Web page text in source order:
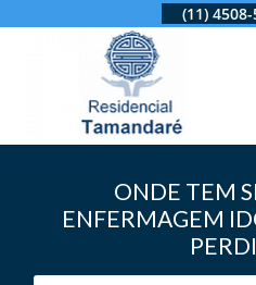
(11)
ONDE TEM
ENFERMAGEM